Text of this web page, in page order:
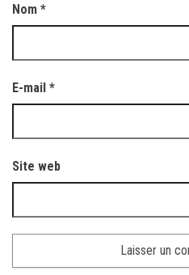
Nom *
E-mail *
Site web